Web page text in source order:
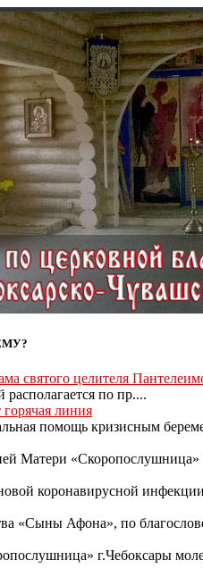
святого целителя
по пр....
линия
помощь кризисным
Матери «Скоропослушница»
коронавирусной
«Сыны Афона», по
г.Чебоксары